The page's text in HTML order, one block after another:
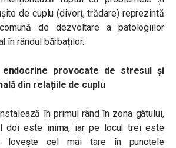
de cuplu (divorț, trădare) reprezintă
de dezvoltare a patologiilor
în rândul bărbaților.
endocrine provocate de stresul și
din relațiile de cuplu
în primul rând în zona gâtului,
doi este inima, iar pe locul trei este
lovește cel mai tare în punctele